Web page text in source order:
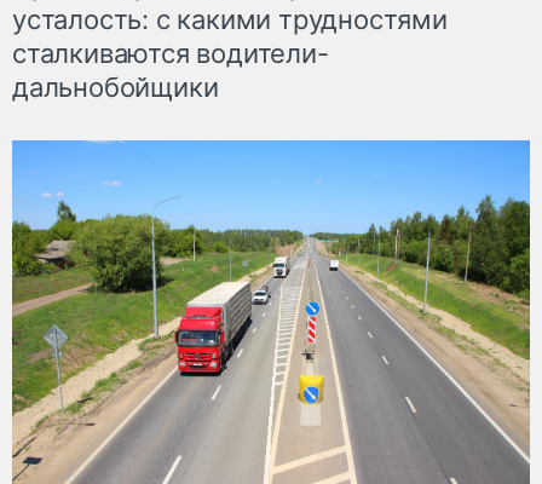
усталость: с какими трудностями
сталкиваются водители-
дальнобойщики